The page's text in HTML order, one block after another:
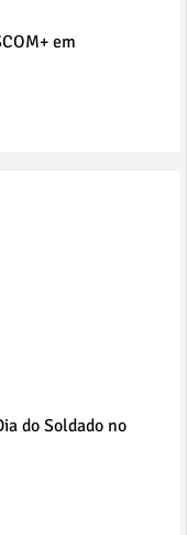
em
do Soldado no